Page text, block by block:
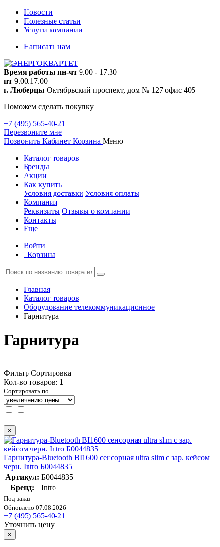
Новости
Полезные статьи
Услуги компании
Написать нам
Время работы пн-чт 9.00 - 17.30
пт 9.00.17.00
г. Люберцы Октябрьский проспект, дом № 127 офис 405
Поможем сделать покупку
+7 (495) 565-40-21
Перезвоните мне
Позвонить Кабинет Корзина Меню
Каталог товаров
Бренды
Акции
Как купить
Условия доставки Условия оплаты
Компания
Реквизиты Отзывы о компании
Контакты
Еще
Войти
Корзина
Главная
Каталог товаров
Оборудование телекоммуникационное
Гарнитура
Гарнитура
Фильтр Сортировка
Кол-во товаров: 1
Сортировать по
×
Гарнитура-Bluetooth BI1600 сенсорная ultra slim с зар. кейсом
черн. Intro Б0044835
Артикул: Б0044835
Бренд:
Intro
Под заказ
Обновлено 07.08.2026
+7 (495) 565-40-21
Уточнить цену
×